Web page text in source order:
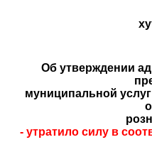
Об утверждении
муниципальной
- утратило силу в